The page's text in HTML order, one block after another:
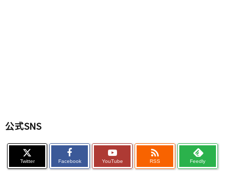
公式SNS
Twitter Facebook YouTube

RSS Feedly